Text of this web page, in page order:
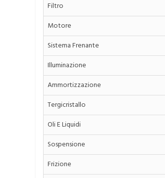
Filtro
Motore
Sistema Frenante
Illuminazione
Ammortizzazione
Tergicristallo
Oli E Liquidi
Sospensione
Frizione